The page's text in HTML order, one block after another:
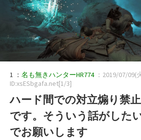
リ
ー
1 ： 名も無きハンターHR774 ：2019/07/09(
ID:xsESbgafa.net[1/3]
ハード間での対立煽り禁
です。そういう話がした
でお願いします